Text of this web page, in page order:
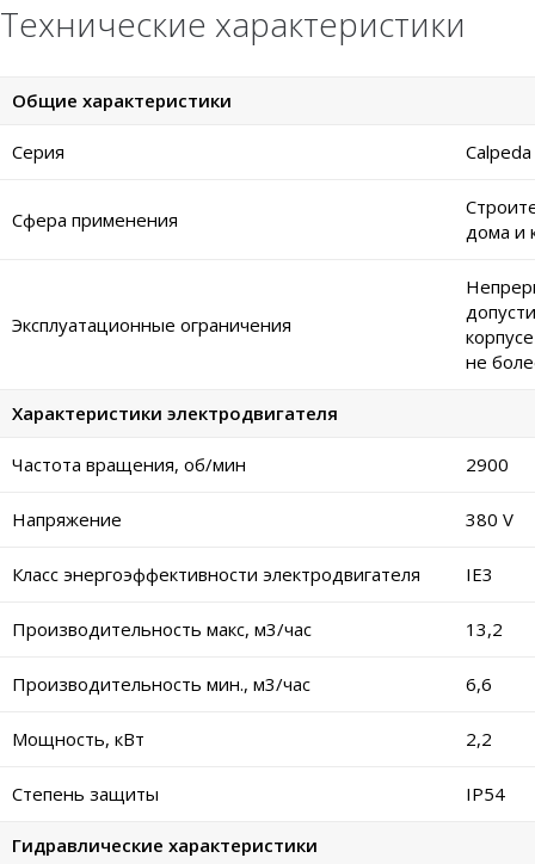
Технические характеристики
Общие характеристики
Серия
Сфера применения
дома и
Эксплуатационные ограничения
не
Характеристики электродвигателя
Частота вращения, об/мин 2900
Напряжение 380 V
Класс энергоэффективности электродвигателя IE3
Производительность макс, м3/час 13,2
Производительность мин., м3/час 6,6
Мощность, кВт 2,2
Степень защиты IP54
Гидравлические характеристики